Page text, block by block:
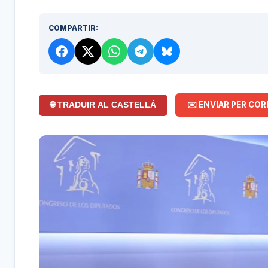
COMPARTIR:
🌐 TRADUIR AL CASTELLÀ ✉️ ENVIAR PER